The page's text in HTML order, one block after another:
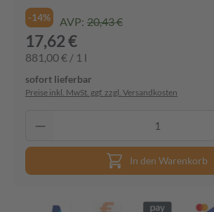
-14% AVP: 20,43 €
17,62 €
881,00 € / 1 l
sofort lieferbar
Preise inkl. MwSt. ggf. zzgl. Versandkosten
In den Warenkorb